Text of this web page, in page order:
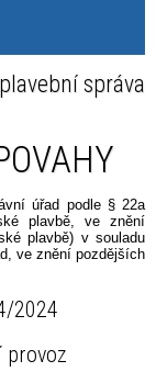
správa
úřad podle § 22a
plavbě, ve znění
plavbě) v souladu
ve znění pozdějších
2024
provoz